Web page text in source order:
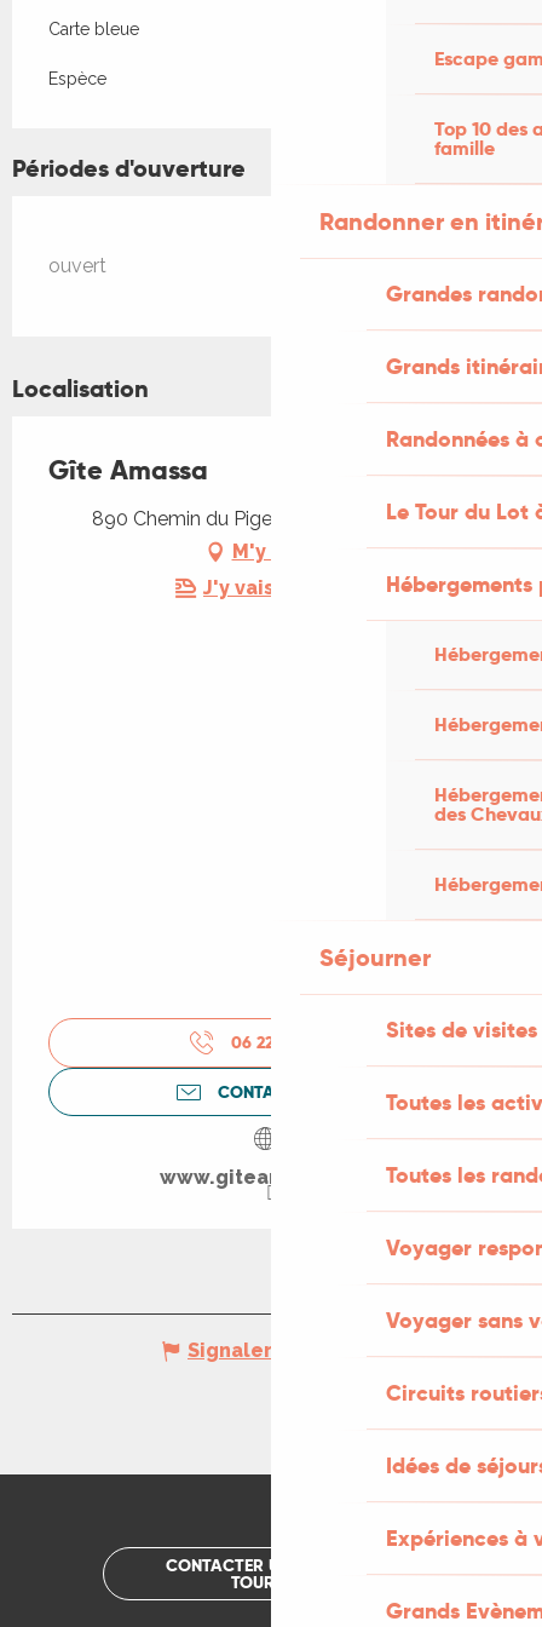
Escape
Top 10 des
famille
Randonner en
Grandes
Grands
Randonnées
Le Tour du Lot
des
Séjourner
Sites de visites
Toutes les
Toutes les
Voyager
Voyager sans
Circuits
Idées de
Expériences à
Grands
Carte bleue
Espèce
Périodes d'ouverture
ouvert
Localisation
Gîte Amassa
890 Chemin du Pigeonnier, 46160 Cajarc
M'y rendre
J'y vais en train !
06 22 37 20
CONTACTEZ-NOUS
www.giteamassa.com
Signaler une erreur
CONTACTER UN OFFICE DE
TOURISME